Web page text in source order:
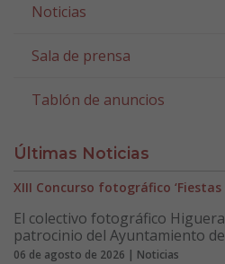
Noticias
Sala de prensa
Tablón de anuncios
Últimas Noticias
XIII Concurso fotográfico
El colectivo fotográfico
patrocinio del Ayuntamiento
06 de agosto de 2026 | Noticias